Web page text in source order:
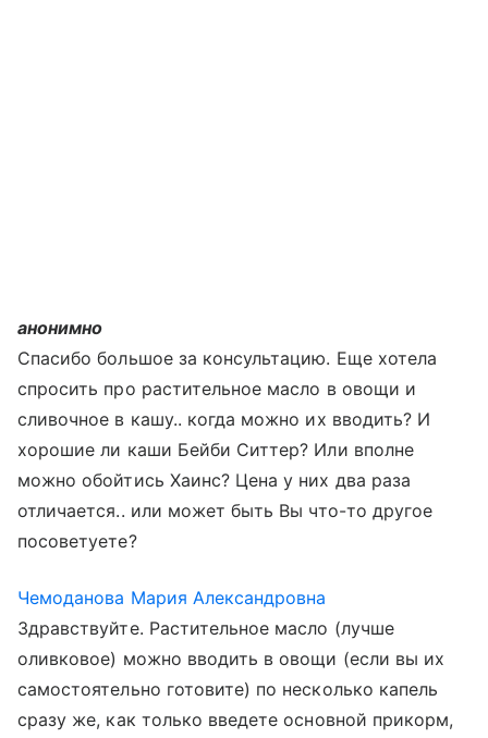
анонимно
Спасибо большое за консультацию. Еще хотела
спросить про растительное масло в овощи и
сливочное в кашу.. когда можно их вводить? И
хорошие ли каши Бейби Ситтер? Или вполне
можно обойтись Хаинс? Цена у них два раза
отличается.. или может быть Вы что-то другое
посоветуете?
Чемоданова Мария Александровна
Здравствуйте. Растительное масло (лучше
оливковое) можно вводить в овощи (если вы их
самостоятельно готовите) по несколько капель
сразу же, как только введете основной прикорм,